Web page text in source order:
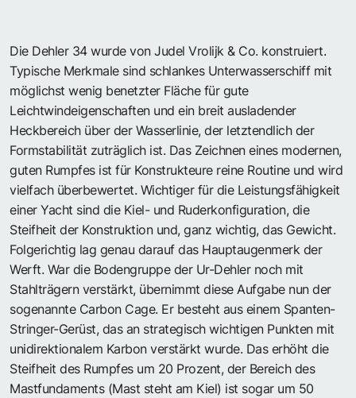
Die Dehler 34 wurde von Judel Vrolijk & Co. konstruiert.
Typische Merkmale sind schlankes Unterwasserschiff mit
möglichst wenig benetzter Fläche für gute
Leichtwindeigenschaften und ein breit ausladender
Heckbereich über der Wasserlinie, der letztendlich der
Formstabilität zuträglich ist. Das Zeichnen eines modernen,
guten Rumpfes ist für Konstrukteure reine Routine und wird
vielfach überbewertet. Wichtiger für die Leistungsfähigkeit
einer Yacht sind die Kiel- und Ruderkonfiguration, die
Steifheit der Konstruktion und, ganz wichtig, das Gewicht.
Folgerichtig lag genau darauf das Hauptaugenmerk der
Werft. War die Bodengruppe der Ur-Dehler noch mit
Stahlträgern verstärkt, übernimmt diese Aufgabe nun der
sogenannte Carbon Cage. Er besteht aus einem Spanten-
Stringer-Gerüst, das an strategisch wichtigen Punkten mit
unidirektionalem Karbon verstärkt wurde. Das erhöht die
Steifheit des Rumpfes um 20 Prozent, der Bereich des
Mastfundaments (Mast steht am Kiel) ist sogar um 50